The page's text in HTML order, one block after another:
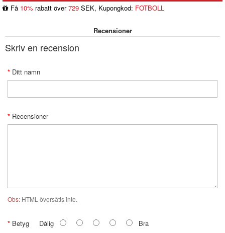
Få 10% rabatt över729 SEK, Kupongkod: FOTBOLL
Recensioner
Skriv en recension
Ditt namn
Recensioner
Obs: HTML översätts inte.
Betyg Dålig Bra